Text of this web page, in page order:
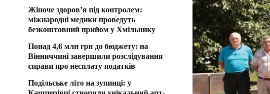
Жіноче здоров’я під контролем:
міжнародні медики проведуть
безкоштовний прийом у Хмільнику
Понад 4,6 млн грн до бюджету: на
Вінниччині завершили розслідування
справи про несплату податків
Подільське літо на зупинці: у